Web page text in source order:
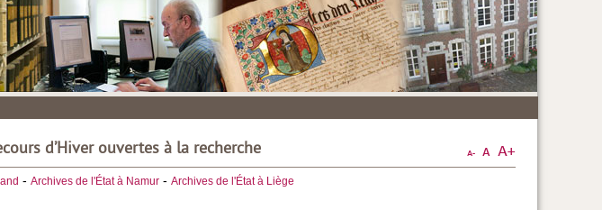
d’Hiver ouvertes à la recherche
- Archives de l'État à Namur - Archives de l'État à Liège